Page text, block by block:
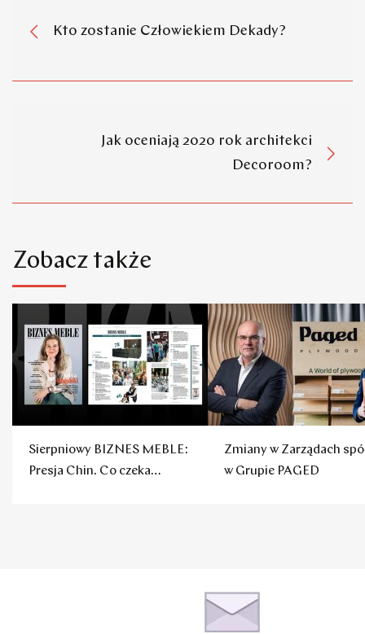
Kto zostanie Człowiekiem Dekady?
Jak oceniają 2020 rok architekci
Decoroom?
Zobacz także
Sierpniowy BIZNES MEBLE:
Presja Chin. Co czeka
Zmiany w Zarządach
w Grupie PAGED